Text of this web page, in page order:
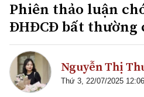
Phiên thảo luận
ĐHĐCĐ bất thường
Nguyễn Thị
Thứ 3, 22/07/2025